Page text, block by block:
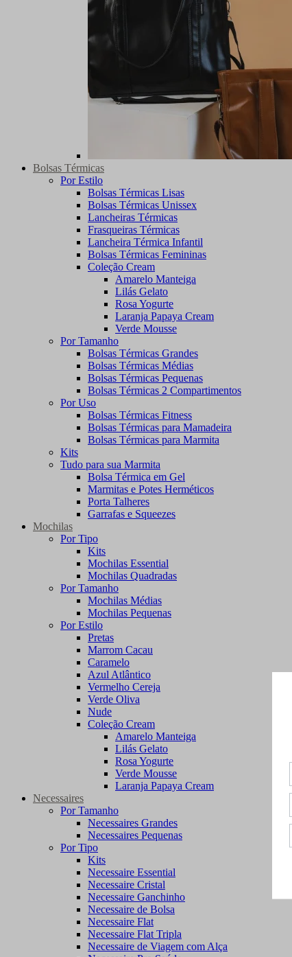
Bolsas Térmicas
Por Estilo
Bolsas Térmicas Lisas
Bolsas Térmicas Unissex
Lancheiras Térmicas
Frasqueiras Térmicas
Lancheira Térmica Infantil
Bolsas Térmicas Femininas
Coleção Cream
Amarelo Manteiga
Lilás Gelato
Rosa Yogurte
Laranja Papaya Cream
Verde Mousse
Por Tamanho
Bolsas Térmicas Grandes
Bolsas Térmicas Médias
Bolsas Térmicas Pequenas
Bolsas Térmicas 2 Compartimentos
Por Uso
Bolsas Térmicas Fitness
Bolsas Térmicas para Mamadeira
Bolsas Térmicas para Marmita
Kits
Tudo para sua Marmita
Bolsa Térmica em Gel
Marmitas e Potes Herméticos
Porta Talheres
Garrafas e Squeezes
Mochilas
Por Tipo
Kits
Mochilas Essential
Mochilas Quadradas
Por Tamanho
Mochilas Médias
Mochilas Pequenas
Por Estilo
Pretas
Marrom Cacau
Caramelo
Azul Atlântico
Vermelho Cereja
Verde Oliva
Nude
Coleção Cream
Amarelo Manteiga
Lilás Gelato
Rosa Yogurte
Verde Mousse
Laranja Papaya Cream
Necessaires
Por Tamanho
Necessaires Grandes
Necessaires Pequenas
Por Tipo
Kits
Necessaire Essential
Necessaire Cristal
Necessaire Ganchinho
Necessaire de Bolsa
Necessaire Flat
Necessaire Flat Tripla
Necessaire de Viagem com Alça